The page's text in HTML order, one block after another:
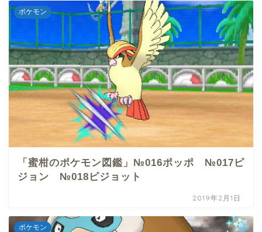
ポケモン
「蜜柑のポケモン図鑑」№016ポッポ №017ピ
ジョン №018ピジョット
2019年2月1日
ポケモン